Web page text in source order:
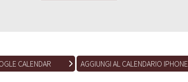
CALENDAR AGGIUNGI AL CALENDARIO IPHONE